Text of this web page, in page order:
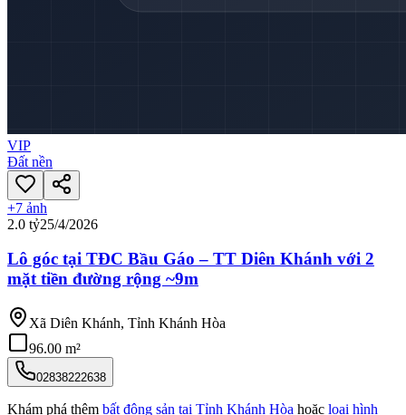
VIP
Đất nền
+7 ảnh
2.0 tỷ25/4/2026
Lô góc tại TĐC Bầu Gáo – TT Diên Khánh với 2
mặt tiền đường rộng ~9m
Xã Diên Khánh, Tỉnh Khánh Hòa
96.00 m²
02838222638
Khám phá thêm bất động sản tại Tỉnh Khánh Hòa hoặc loại hình